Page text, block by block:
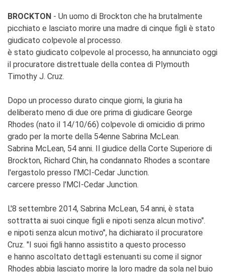
BROCKTON - Un uomo di Brockton che ha brutalmente
picchiato e lasciato morire una madre di cinque figli è stato
giudicato colpevole al processo.
è stato giudicato colpevole al processo, ha annunciato oggi
il procuratore distrettuale della contea di Plymouth
Timothy J. Cruz.
Dopo un processo durato cinque giorni, la giuria ha
deliberato meno di due ore prima di giudicare George
Rhodes (nato il 14/10/66) colpevole di omicidio di primo
grado per la morte della 54enne Sabrina McLean.
Sabrina McLean, 54 anni. Il giudice della Corte Superiore di
Brockton, Richard Chin, ha condannato Rhodes a scontare
l'ergastolo presso l'MCI-Cedar Junction.
carcere presso l'MCI-Cedar Junction.
L'8 settembre 2014, Sabrina McLean, 54 anni, è stata
sottratta ai suoi cinque figli e nipoti senza alcun motivo".
e nipoti senza alcun motivo", ha dichiarato il procuratore
Cruz. "I suoi figli hanno assistito a questo processo
e hanno ascoltato dettagli estenuanti su come il signor
Rhodes abbia lasciato morire la loro madre da sola nel buio